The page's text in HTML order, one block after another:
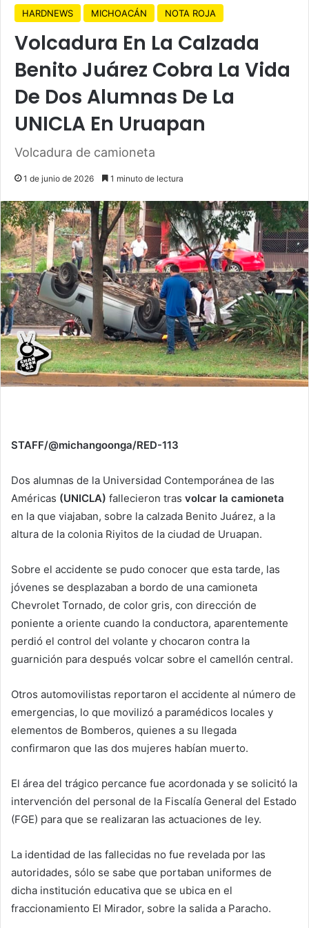
HARDNEWS MICHOACÁN NOTA ROJA
Volcadura En La Calzada
Benito Juárez Cobra La Vida
De Dos Alumnas De La
UNICLA En Uruapan
Volcadura de camioneta
1 de junio de 2026 1 minuto de lectura
STAFF/@michangoonga/RED-113
Dos alumnas de la Universidad Contemporánea de las
Américas (UNICLA) fallecieron tras volcar la camioneta
en la que viajaban, sobre la calzada Benito Juárez, a la
altura de la colonia Riyitos de la ciudad de Uruapan.
Sobre el accidente se pudo conocer que esta tarde, las
jóvenes se desplazaban a bordo de una camioneta
Chevrolet Tornado, de color gris, con dirección de
poniente a oriente cuando la conductora, aparentemente
perdió el control del volante y chocaron contra la
guarnición para después volcar sobre el camellón central.
Otros automovilistas reportaron el accidente al número de
emergencias, lo que movilizó a paramédicos locales y
elementos de Bomberos, quienes a su llegada
confirmaron que las dos mujeres habían muerto.
El área del trágico percance fue acordonada y se solicitó la
intervención del personal de la Fiscalía General del Estado
(FGE) para que se realizaran las actuaciones de ley.
La identidad de las fallecidas no fue revelada por las
autoridades, sólo se sabe que portaban uniformes de
dicha institución educativa que se ubica en el
fraccionamiento El Mirador, sobre la salida a Paracho.